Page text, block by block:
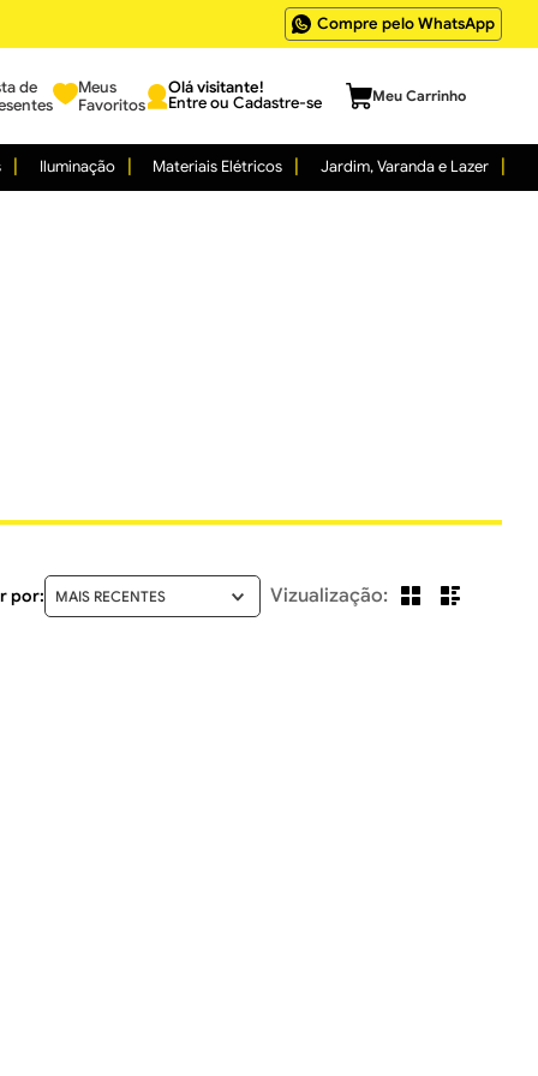
Compre pelo WhatsApp
de
Meus
Favoritos
Entre ou Cadastre-se
Iluminação Materiais Elétricos Jardim, Varanda e Lazer
MAIS RECENTES